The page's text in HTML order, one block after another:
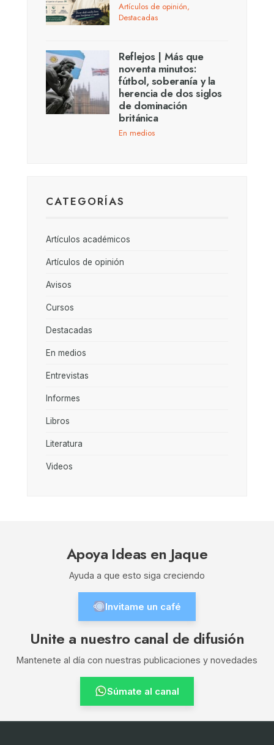
Artículos de opinión,
Destacadas
Reflejos | Más que
noventa minutos:
fútbol, soberanía y la
herencia de dos siglos
de dominación
británica
En medios
CATEGORÍAS
Artículos académicos
Artículos de opinión
Avisos
Cursos
Destacadas
En medios
Entrevistas
Informes
Libros
Literatura
Videos
Apoya Ideas en Jaque
Ayuda a que esto siga creciendo
Invitame un café
Unite a nuestro canal de difusión
Mantenete al día con nuestras publicaciones y novedades
Súmate al canal